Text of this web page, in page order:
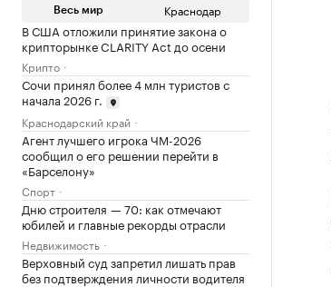
Весь мир Краснодар
В США отложили принятие закона о
крипторынке CLARITY Act до осени
Крипто
Сочи принял более 4 млн туристов с
начала 2026 г.
Краснодарский край
Агент лучшего игрока ЧМ-2026
сообщил о его решении перейти в
«Барселону»
Спорт
Дню строителя — 70: как отмечают
юбилей и главные рекорды отрасли
Недвижимость
Верховный суд запретил лишать прав
без подтверждения личности водителя